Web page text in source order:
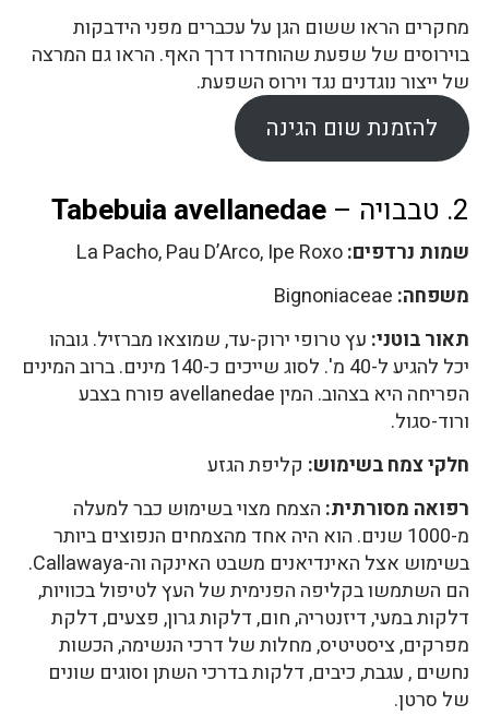
מחקרים הראו ששום הגן על עכברים מפני הידבקות
בוירוסים של שפעת שהוחדרו דרך האף. הראו גם המרצה
של ייצור נוגדנים נגד וירוס השפעת.
להזמנת שום הגינה
2. טבבויה – Tabebuia avellanedae
שמות נרדפים:La Pacho, Pau D’Arco, Ipe Roxo
משפחה:
תאור בוטני: עץ טרופי ירוק-עד, שמוצאו מברזיל. גובהו
יכל להגיע ל-40 מ'. לסוג שייכים כ-140 מינים. ברוב המינים
הפריחה היא בצהוב. המין avellanedae פורח בצבע
ורוד-סגול.
חלקי צמח בשימוש: קליפת הגזע
רפואה מסורתית: הצמח מצוי בשימוש כבר למעלה
מ-1000 שנים. הוא היה אחד מהצמחים הנפוצים ביותר
בשימוש אצל האינדיאנים משבט האינקה וה-Callawaya.
הם השתמשו בקליפה הפנימית של העץ לטיפול בכוויות,
דלקות במעי, דיזנטריה, חום, דלקות גרון, פצעים, דלקת
מפרקים, ציסטיטיס, מחלות של דרכי הנשימה, הכשות
נחשים , עגבת, כיבים, דלקות בדרכי השתן וסוגים שונים
של סרטן.